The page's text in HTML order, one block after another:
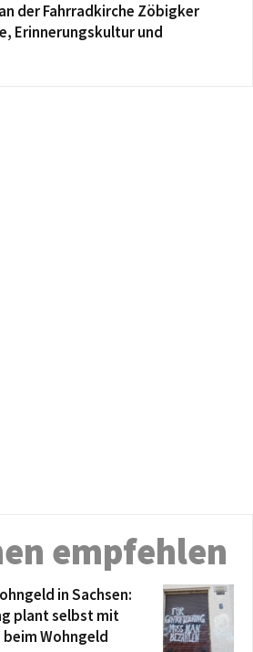
der Fahrradkirche Zöbigker
Erinnerungskultur und
empfehlen
in Sachsen:
plant selbst mit
Wohngeld